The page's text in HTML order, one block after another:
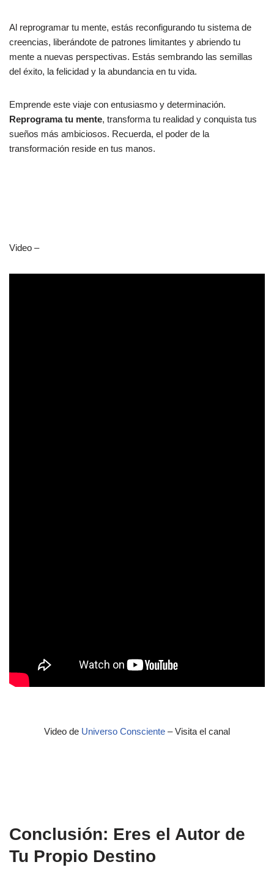
Al reprogramar tu mente, estás reconfigurando tu sistema de
creencias, liberándote de patrones limitantes y abriendo tu
mente a nuevas perspectivas. Estás sembrando las semillas
del éxito, la felicidad y la abundancia en tu vida.
Emprende este viaje con entusiasmo y determinación.
Reprograma tu mente, transforma tu realidad y conquista tus
sueños más ambiciosos. Recuerda, el poder de la
transformación reside en tus manos.
Video –
Video de Universo Consciente – Visita el canal
Conclusión: Eres el Autor de
Tu Propio Destino